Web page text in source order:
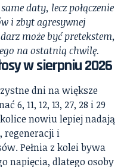
daty, lecz połączenie
i zbyt agresywnej
może być pretekstem,
na ostatnią chwilę.
w sierpniu 2026
dni na większe
6, 11, 12, 13, 27, 28 i 29
nowiu lepiej nadają
regeneracji i
Pełnia z kolei bywa
napięcia, dlatego osoby